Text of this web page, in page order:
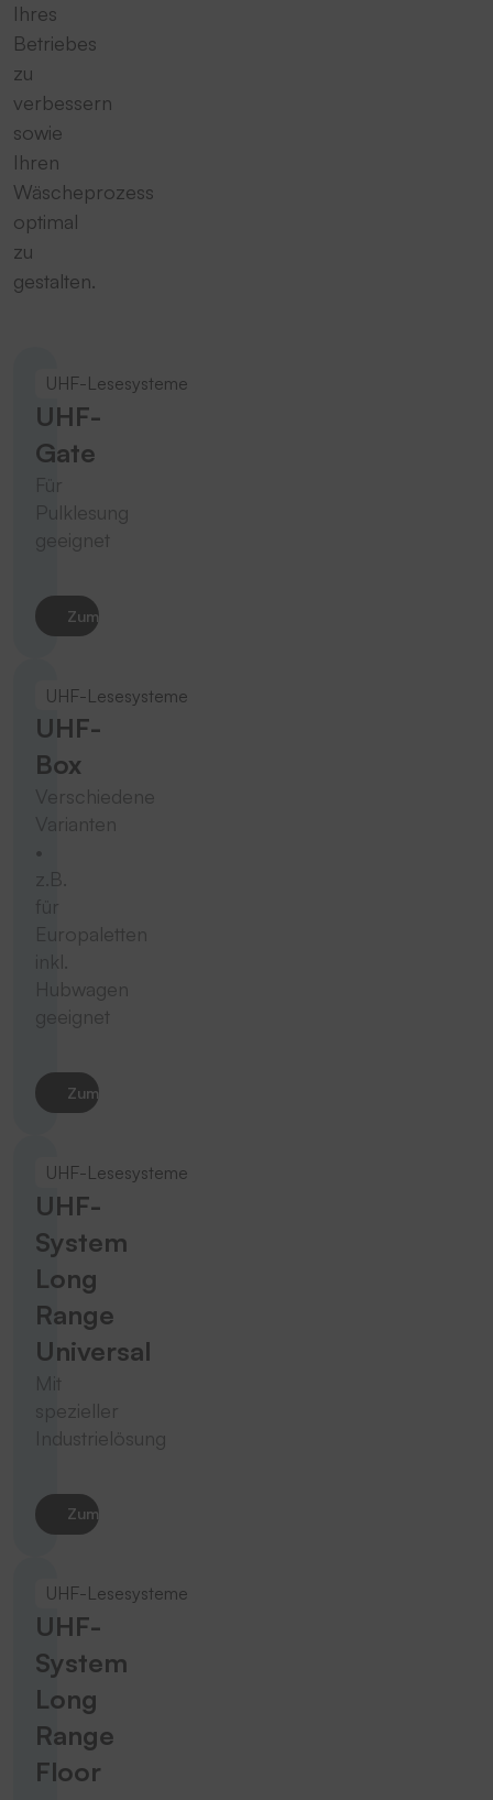
Ihres
Betriebes
zu
verbessern
sowie
Ihren
Wäscheprozess
optimal
zu
gestalten.
UHF-Lesesysteme
UHF-
Gate
Für
Pulklesung
geeignet
Zum Produkt
UHF-Lesesysteme
UHF-
Box
Verschiedene
Varianten
z.B.
für
Europaletten
inkl.
Hubwagen
geeignet
Zum Produkt
UHF-Lesesysteme
UHF-
System
Long
Range
Universal
Mit
spezieller
Industrielösung
Zum Produkt
UHF-Lesesysteme
UHF-
System
Long
Range
Floor